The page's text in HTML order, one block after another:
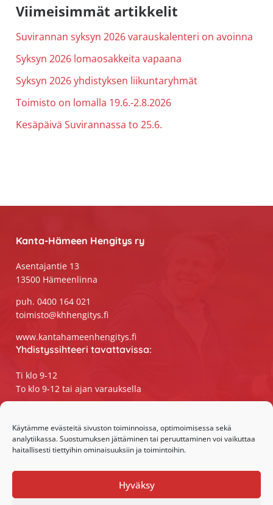
Käytämme evästeitä sivuston toiminnoissa, optimoimisessa sekä
analytiikassa. Suostumuksen jättäminen tai peruuttaminen voi vaikuttaa
haitallisesti tiettyihin ominaisuuksiin ja toimintoihin.
Hyväksy
Ensisijainen
sivupalkki
Viimeisimmät artikkelit
Suvirannan syksyn 2026 varauskalenteri on avoinna
Syksyn 2026 lomaosakkeita vapaana
Syksyn 2026 yhdistyksen liikuntaryhmät
Toimisto on lomalla 19.6.-2.8.2026
Kesäpäivä Suvirannassa to 25.6.
Kanta-Hämeen Hengitys ry
Asentajantie 13
13500 Hämeenlinna
puh. 0400 164 021
toimisto@khhengitys.fi
www.kantahameenhengitys.fi
Yhdistyssihteeri tavattavissa:
Ti klo 9-12
To klo 9-12 tai ajan varauksella
maanantaista perjantaihin klo 9-15
Instagram